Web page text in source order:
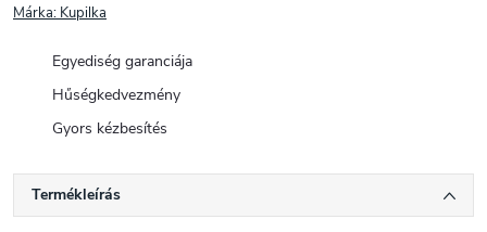
Márka: Kupilka
Egyediség garanciája
Hűségkedvezmény
Gyors kézbesítés
Termékleírás